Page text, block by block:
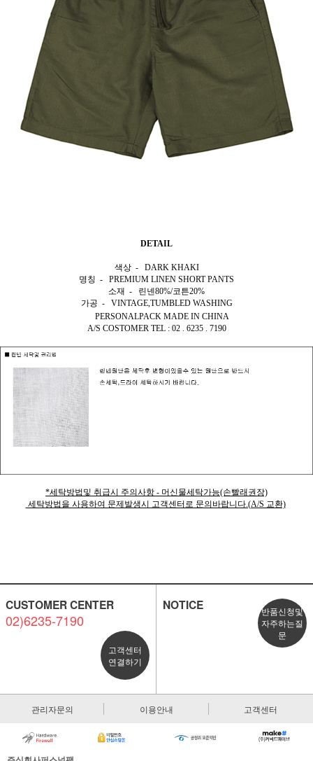
DETAIL
색상 - DARK KHAKI
명칭 - PREMIUM LINEN SHORT PANTS
소재 - 린넨80%/코튼20%
가공 - VINTAGE,TUMBLED WASHING
PERSONALPACK MADE IN CHINA
A/S COSTOMER TEL : 02 . 6235 . 7190
*세탁방법및 취급시 주의사항 - 머신물세탁가능(손빨래권장)
세탁방법을 사용하여 문제발생시 고객센터로 문의바랍니다.(A/S 교환)
CUSTOMER CENTER
02)6235-7190
고객센터
연결하기
NOTICE
반품신청및
자주하는질
문
관리자문의 이용안내 고객센터